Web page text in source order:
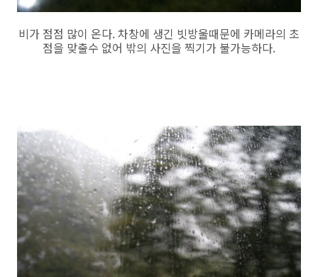
비가 점점 많이 온다. 차창에 생긴 빗방울때문에 카메라의 초
점을 맞출수 없어 밖의 사진을 찍기가 불가능하다.